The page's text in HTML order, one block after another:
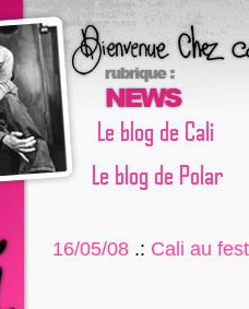
16/05/08 .: Cali au